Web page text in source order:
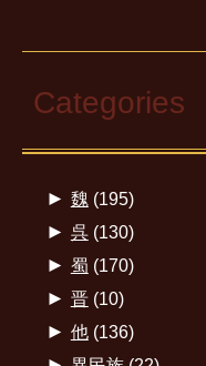
Categories
► 魏 (195)
► 呉(130)
► 蜀 (170)
► 晋(10)
► 他(136)